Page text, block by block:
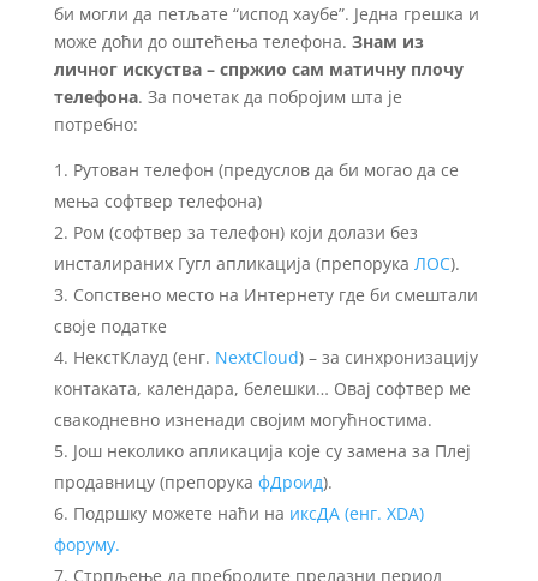
би могли да петљате “испод хаубе”. Једна грешка и
може доћи до оштећења телефона. Знам из
личног искуства – спржио сам матичну плочу
телефона. За почетак да побројим шта је
потребно:
Рутован телефон (предуслов да би могао да се
мења софтвер телефона)
Ром (софтвер за телефон) који долази без
инсталираних Гугл апликација (препорука ЛОС).
Сопствено место на Интернету где би смештали
своје податке
НекстКлауд (енг. NextCloud) – за синхронизацију
контаката, календара, белешки… Овај софтвер ме
свакодневно изненади својим могућностима.
Још неколико апликација које су замена за Плеј
продавницу (препорука фДроид).
Подршку можете наћи на иксДА (енг. XDA)
форуму.
Стрпљење да пребродите прелазни период